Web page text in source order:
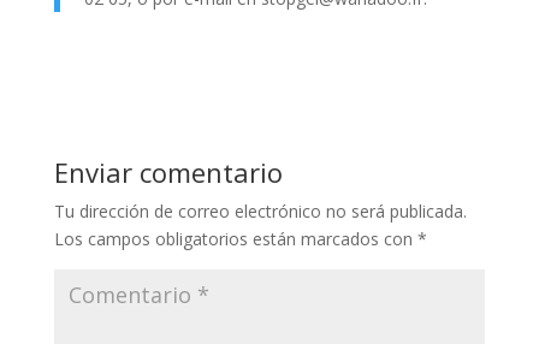
Enviar comentario
Tu dirección de correo electrónico no será publicada.
Los campos obligatorios están marcados con *